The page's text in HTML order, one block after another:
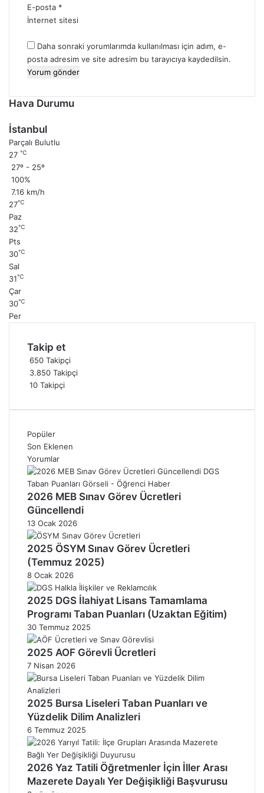
E-posta *
İnternet sitesi
Daha sonraki yorumlarımda kullanılması için adım, e-
posta adresim ve site adresim bu tarayıcıya kaydedilsin.
Hava Durumu
İstanbul
Parçalı Bulutlu
27 ℃
27º - 25º
100%
7.16 km/h
27℃
Paz
32℃
Pts
30℃
Sal
31℃
Çar
30℃
Per
Takip et
650 Takipçi
3.850 Takipçi
10 Takipçi
Popüler
Son Eklenen
Yorumlar
2026 MEB Sınav Görev Ücretleri
Güncellendi
13 Ocak 2026
2025 ÖSYM Sınav Görev Ücretleri
(Temmuz 2025)
8 Ocak 2026
2025 DGS İlahiyat Lisans Tamamlama
Programı Taban Puanları (Uzaktan Eğitim)
30 Temmuz 2025
2025 AOF Görevli Ücretleri
7 Nisan 2026
2025 Bursa Liseleri Taban Puanları ve
Yüzdelik Dilim Analizleri
6 Temmuz 2025
2026 Yaz Tatili Öğretmenler İçin İller Arası
Mazerete Dayalı Yer Değişikliği Başvurusu